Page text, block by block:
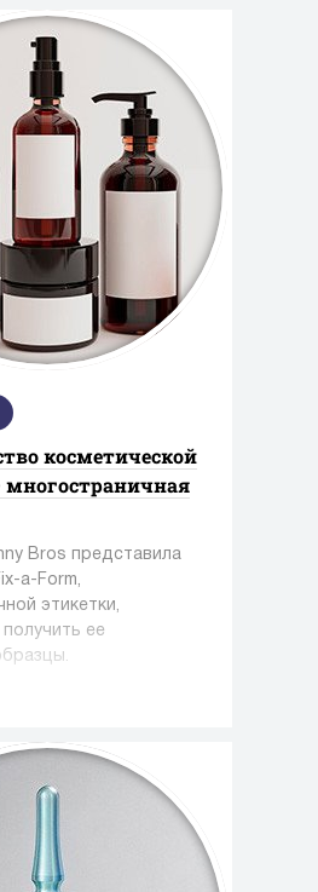
косметической
многостраничная
Bros представила
a-Form,
этикетки,
ее